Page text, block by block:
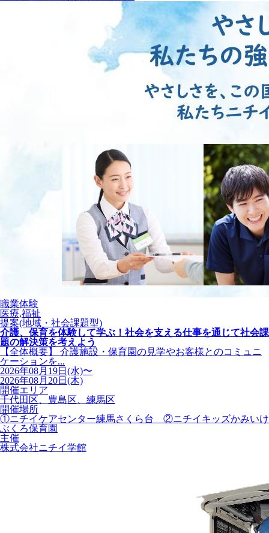
職業体験
医療,福祉
提案(地域・社会課題型)
介護、保育を体験して学ぶ！社会を支える仕事を通じて社会課
題の解決策を考えよう
【全体概要】 介護施設・保育園の見学やお客様とのコミュニ
ケーションを...
2026年08月19日(水)〜
2026年08月20日(木)
開催エリア
千代田区、豊島区、練馬区
開催場所
①ニチイケアセンター練馬さくら台 ②ニチイキッズかみいけ
ぶくろ保育園
主催
株式会社ニチイ学館